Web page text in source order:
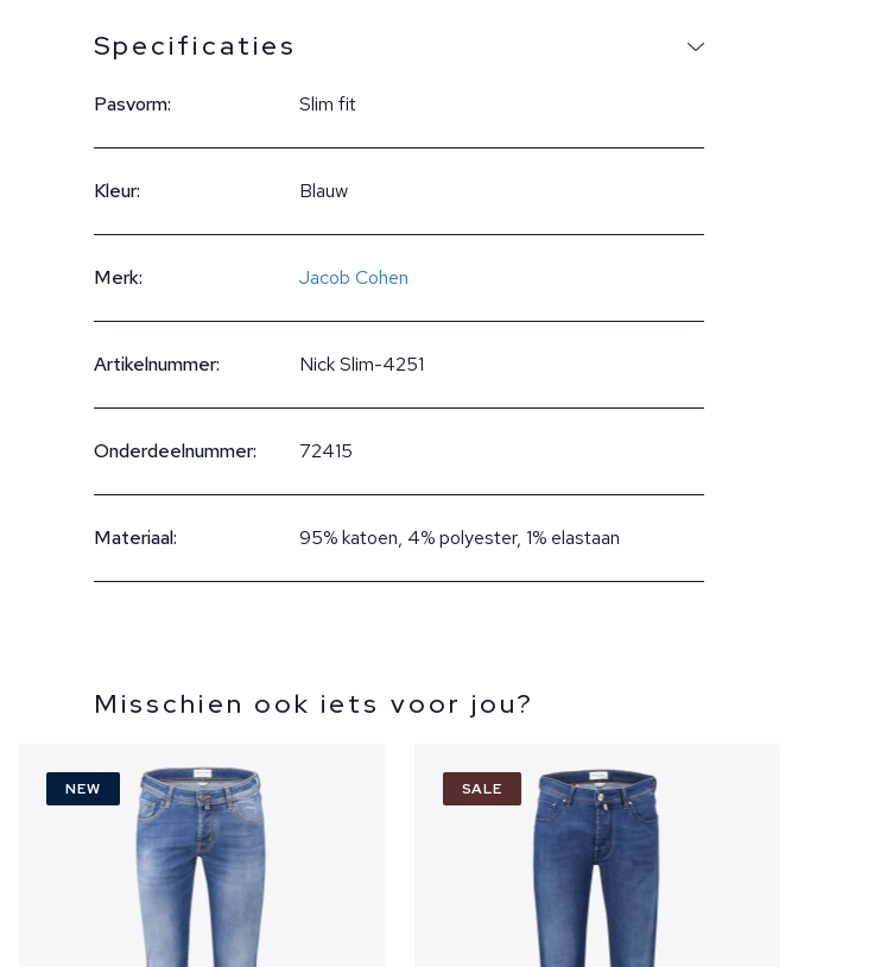
Specificaties
Pasvorm: Slim fit
Kleur: Blauw
Merk: Jacob Cohen
Artikelnummer: Nick Slim-4251
Onderdeelnummer: 72415
Materiaal: 95% katoen, 4% polyester, 1% elastaan
Misschien ook iets voor jou?
NEW SALE